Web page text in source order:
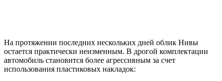
На протяжении последних нескольких дней облик Нивы
остается практически неизменным. В дрогой комплектации
автомобиль становится более агрессивным за счет
использования пластиковых накладок: